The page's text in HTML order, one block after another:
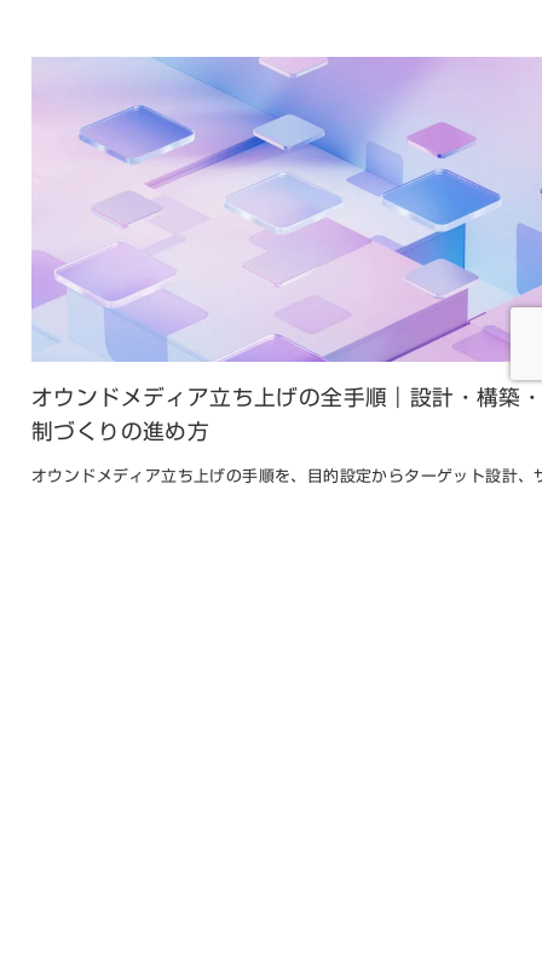
オウンドメディア立ち上げの全手順｜設計・構築
制づくりの進め方
オウンドメディア立ち上げの手順を、目的設定からターゲット設計、